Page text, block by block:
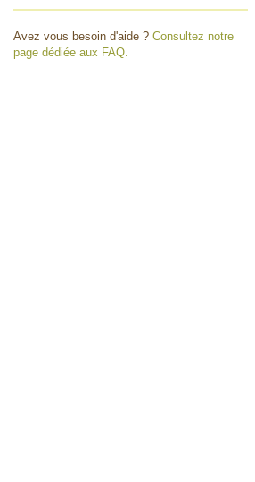
Avez vous besoin d'aide ? Consultez notre
page dédiée aux FAQ.